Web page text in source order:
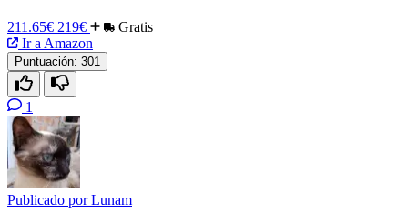
211.65€ 219€
Gratis
Ir a Amazon
Puntuación: 301
1
Publicado porLunam